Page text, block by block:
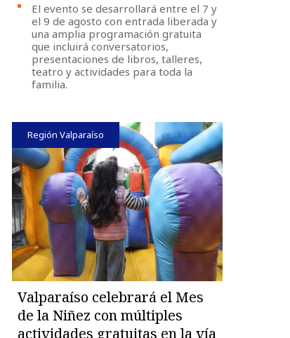
El evento se desarrollará entre el 7 y
el 9 de agosto con entrada liberada y
una amplia programación gratuita
que incluirá conversatorios,
presentaciones de libros, talleres,
teatro y actividades para toda la
familia.
Región Valparaíso
Valparaíso celebrará el Mes
de la Niñez con múltiples
actividades gratuitas en la vía